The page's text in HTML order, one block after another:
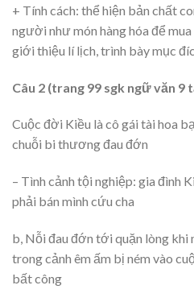
+ Tính cách: thể hiện bản chất
người như món hàng hóa để
giới thiệu lí lịch, trình bày mục
Câu 2 (trang 99 sgk ngữ văn 9
Cuộc đời Kiều là cô gái tài hoa
chuỗi bi thương đau đớn
– Tình cảnh tội nghiệp: gia đình
phải bán mình cứu cha
b, Nỗi đau đớn tới quặn lòng khi
trong cảnh êm ấm bị ném vào
bất công